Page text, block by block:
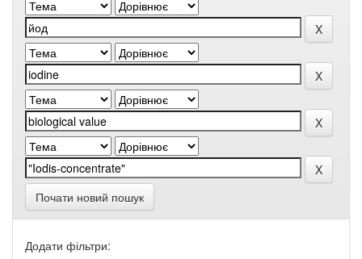
Почати новий пошук
Додати фільтри: